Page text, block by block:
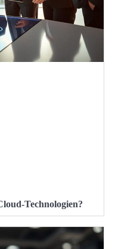
Technologien?